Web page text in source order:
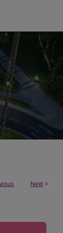
Next >